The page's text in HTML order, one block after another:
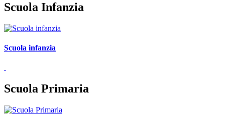
Scuola Infanzia
Scuola infanzia
Scuola Primaria